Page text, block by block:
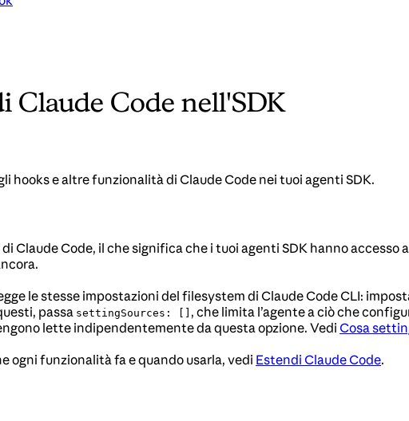
Claude Code nell'SDK
hooks e altre funzionalità di Claude Code nei tuoi agenti SDK.
di Claude Code, il che significa che i tuoi agenti SDK hanno
le stesse impostazioni del filesystem di Claude Code CLI:
passa settingSources: [] , che limita l’agente a ciò che
lette indipendentemente da questa opzione. VediCosa
ogni funzionalità fa e quando usarla, vedi Estendi Claude Code.